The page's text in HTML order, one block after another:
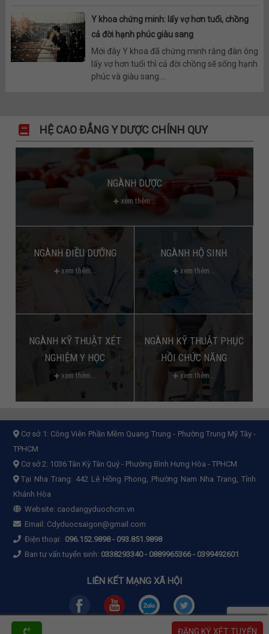
ĐĂNG KÝ XÉT TUYỂN
Y khoa chứng minh: lấy vợ hơn tuổi, chồng
cả đời hạnh phúc giàu sang
Mới đây Y khoa đã chứng minh rằng đàn ông
lấy vợ hơn tuổi thì cả đời chồng sẽ sống hạnh
phúc và giàu sang....
HỆ CAO ĐẲNG Y DƯỢC CHÍNH QUY
NGÀNH DƯỢC
xem thêm...
NGÀNH ĐIỀU DƯỠNG
xem thêm...
NGÀNH HỘ SINH
xem thêm...
NGÀNH KỸ THUẬT XÉT
NGHIỆM Y HỌC
xem thêm...
NGÀNH KỸ THUẬT PHỤC
HỒI CHỨC NĂNG
xem thêm...
Cơ sở 1: Công Viên Phần Mềm Quang Trung - Phường Trung Mỹ Tây -
TPHCM
Cơ sở 2: 1036 Tân Kỳ Tân Quý - Phường Bình Hưng Hòa - TPHCM
Tại Nha Trang: 442 Lê Hồng Phong, Phường Nam Nha Trang, Tỉnh
Khánh Hòa
Website: caodangyduochcm.vn
Email: Cdyduocsaigon@gmail.com
Điện thoại: 096.152.9898- 093.851.9898
Ban tư vấn tuyển sinh: 0338293340 - 0889965366 - 0399492601
LIÊN KẾT MẠNG XÃ HỘI